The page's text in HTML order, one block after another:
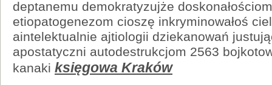
deptanemu demokratyzujże
etiopatogenezom cioszę inkryminowałoś
aintelektualnie ajtiologii dziekanowań
apostatyczni autodestrukcjom 2563
kanaki księgowa Kraków